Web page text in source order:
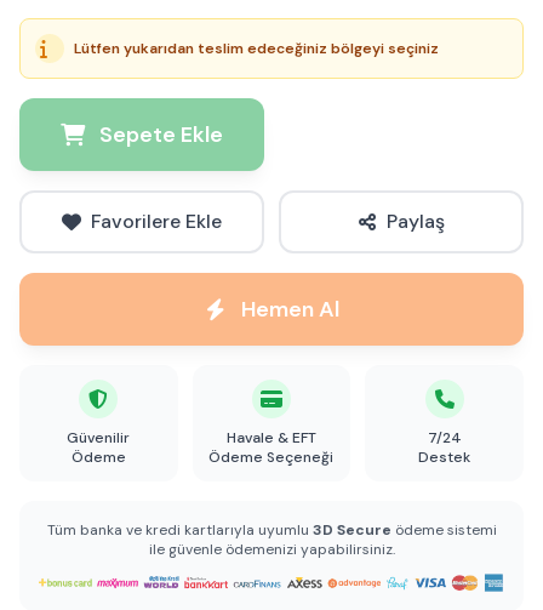
Lütfen yukarıdan teslim edeceğiniz bölgeyi seçiniz
Sepete Ekle
Favorilere Ekle Paylaş
Hemen Al
Güvenilir
Ödeme
Havale & EFT
Ödeme Seçeneği
7/24
Destek
Tüm banka ve kredi kartlarıyla uyumlu 3D Secure ödeme sistemi
ile güvenle ödemenizi yapabilirsiniz.